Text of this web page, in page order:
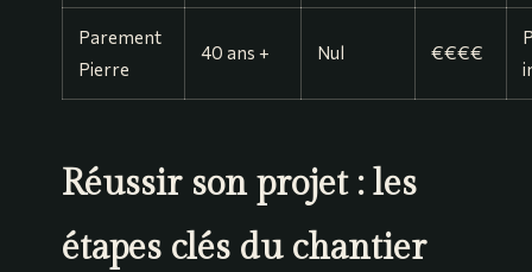
Parement
Pierre
40 ans + Nul €€€€
Réussir son projet : les
étapes clés du chantier